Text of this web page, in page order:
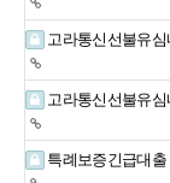
고라통신선불유
고라통신선불유
특례보증긴급대